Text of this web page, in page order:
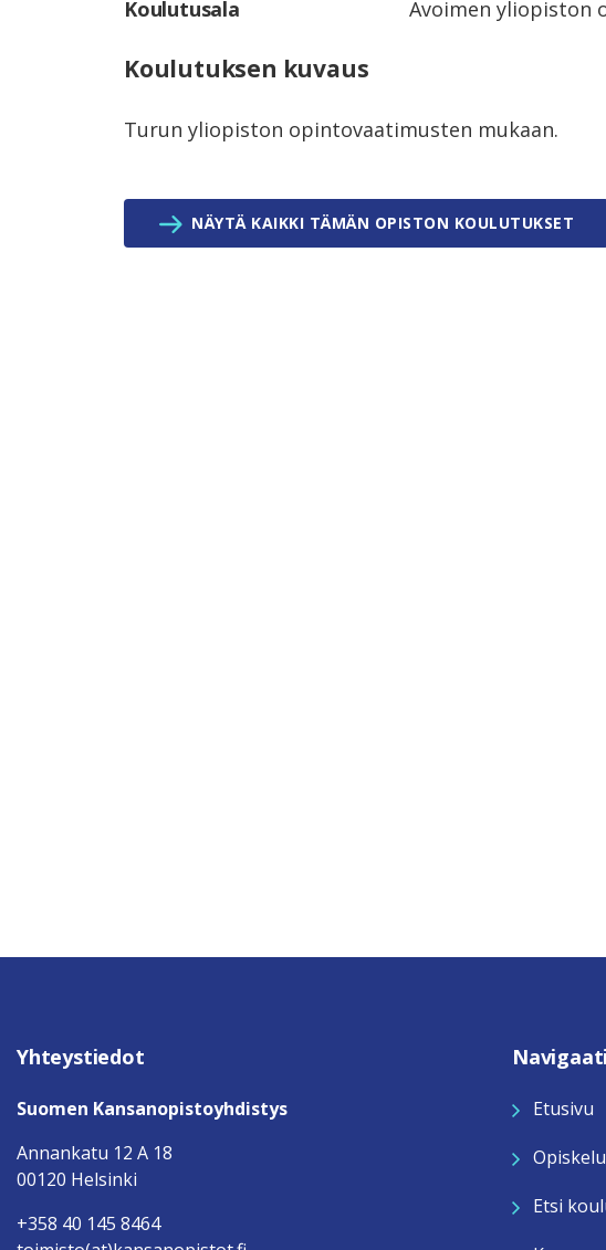
Koulutusala
Avoimen yliopiston
Koulutuksen kuvaus
Turun yliopiston opintovaatimusten mukaan.
NÄYTÄ KAIKKI TÄMÄN OPISTON KOULUTUKSET
Yhteystiedot
Suomen Kansanopistoyhdistys
Annankatu 12 A 18
00120 Helsinki
+358 40 145 8464
Etusivu
Etsi